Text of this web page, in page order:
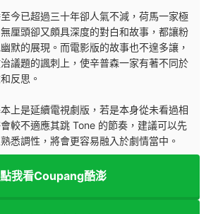
至今已超過三十年卻人氣不減，荷馬一家極
厘頭卻又頗具深度的對白和故事，都讓粉
默的展現。而電影版的故事也不遑多讓，
議題的諷刺上，使辛普森一家有著不同於
反思。
上是延續電視劇版，若是本身從未看過相
較不適應其跳 Tone 的節奏，建議可以先
悉調性，將會更容易融入於劇情當中。
點我看Coupang酷澎